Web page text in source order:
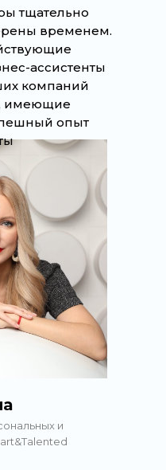
и
тщательно
временем.
ассистенты
компаний
имеющие
опыт